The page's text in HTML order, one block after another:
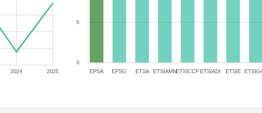
2024 2025 EPSA EPSG ETSA ETSIAMNETSICCP ETSIADI ETSIE
0
5